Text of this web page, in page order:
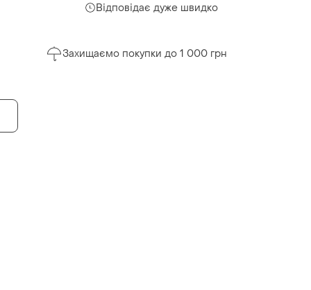
Відповідає дуже швидко
Захищаємо покупки до 1 000 грн